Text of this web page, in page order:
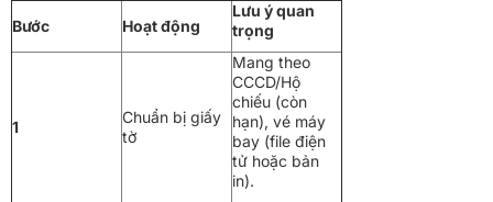
Bước Hoạt động
Lưu ý quan
trọng
1
Chuẩn bị giấy
tờ
Mang theo
CCCD/Hộ
chiếu (còn
hạn), vé máy
bay (file điện
tử hoặc bản
in).